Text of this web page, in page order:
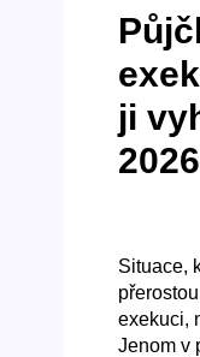
ji
2026
Situace,
exekuci,
Jenom v